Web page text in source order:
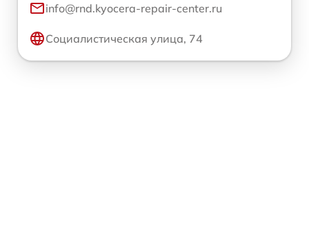
info@rnd.kyocera-repair-center.ru
Социалистическая улица, 74